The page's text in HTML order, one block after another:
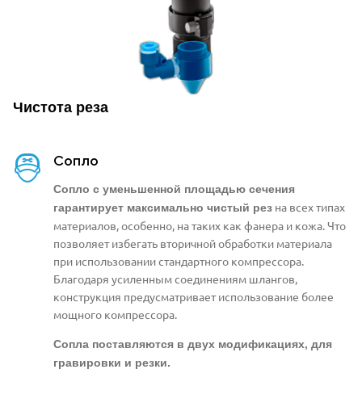
Чистота реза
Сопло
Сопло с уменьшенной площадью сечения
гарантирует максимально чистый рез на всех типах
материалов, особенно, на таких как фанера и кожа. Что
позволяет избегать вторичной обработки материала
при использовании стандартного компрессора.
Благодаря усиленным соединениям шлангов,
конструкция предусматривает использование более
мощного компрессора.
Сопла поставляются в двух модификациях, для
гравировки и резки.